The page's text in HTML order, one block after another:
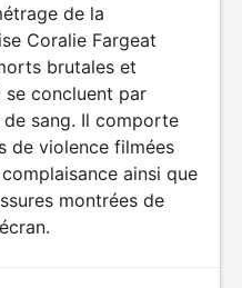
VIOLENCE
de la
Coralie Fargeat
brutales et
concluent par
de sang. Il comporte
de violence filmées
ainsi que
montrées de